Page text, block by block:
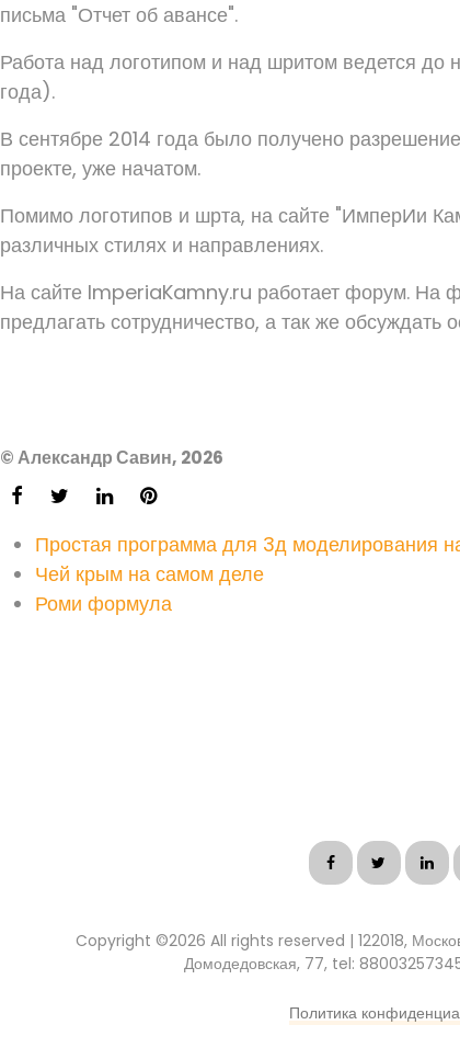
письма "Отчет об авансе".
Работа над логотипом и над шритом ведется до
года).
В сентябре 2014 года было получено
проекте, уже начатом.
Помимо логотипов и шрта, на сайте "ИмперИи
различных стилях и направлениях.
На сайте ImperiaKamny.ru работает форум. На
предлагать сотрудничество, а так же обсуждать
© Александр Савин, 2026
Простая программа для 3д моделирования
Чей крым на самом деле
Роми формула
Copyright ©2026 All rights reserved | 122018,
Домодедовская, 77, tel:
Политика